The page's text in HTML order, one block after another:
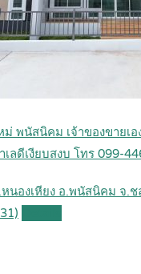
ม่ พนัสนิคม เจ้าของขายเอ
ลดีเงียบสงบ โทร 099-
นองเหียง อ.พนัสนิคม จ.ช